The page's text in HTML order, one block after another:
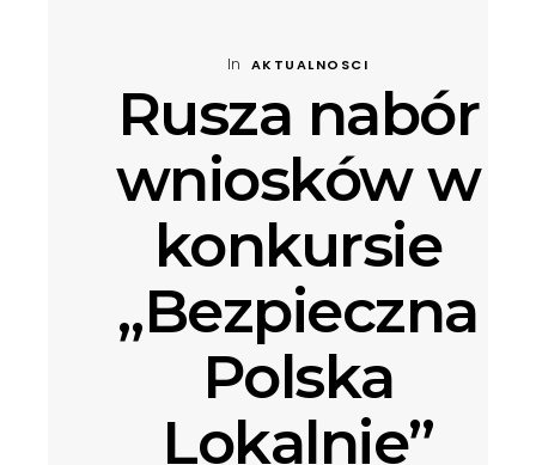
In AKTUALNOSCI
Rusza nabór
wniosków w
konkursie
„Bezpieczna
Polska
Lokalnie”